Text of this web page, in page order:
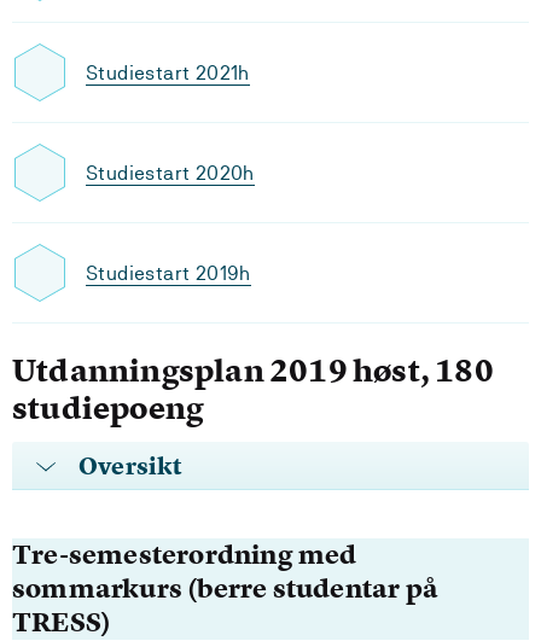
Studiestart 2021h
Studiestart 2020h
Studiestart 2019h
Utdanningsplan 2019 høst, 180
studiepoeng
Oversikt
Tre-semesterordning med
sommarkurs (berre studentar på
TRESS)